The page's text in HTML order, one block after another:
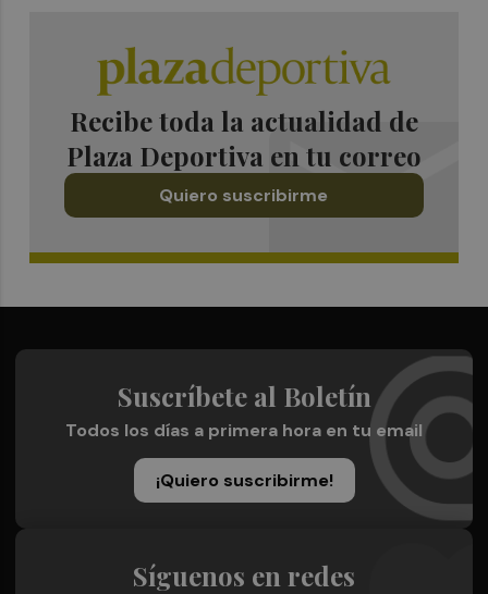
Recibe toda la actualidad de
Plaza Deportiva en tu correo
Quiero suscribirme
Suscríbete al Boletín
Todos los días a primera hora en tu email
¡Quiero suscribirme!
Síguenos en redes